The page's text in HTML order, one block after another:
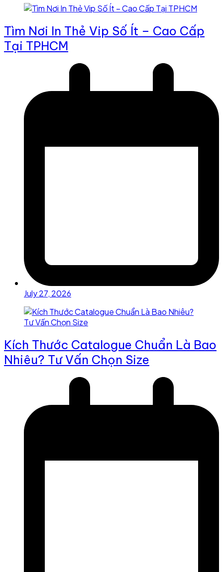
Tìm Nơi In Thẻ Vip Số Ít – Cao Cấp
Tại TPHCM
July 27, 2026
Kích Thước Catalogue Chuẩn Là Bao
Nhiêu? Tư Vấn Chọn Size